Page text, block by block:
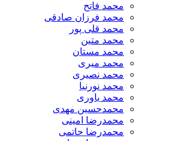
محمد فاتح
محمد فرزان صادقی
محمد قلی پور
محمد متین
محمد مستان
محمد میری
محمد نصیری
محمد نورنیا
محمد یاوری
محمدحسین مهدی
محمدرضا امینی
محمدرضا حاتمی